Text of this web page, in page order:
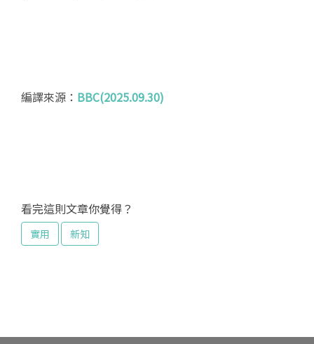
編譯來源： BBC(2025.09.30)
看完這則文章你覺得？
實用 新知